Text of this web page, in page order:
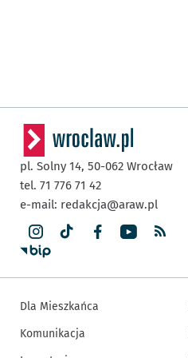
pl. Solny 14, 50-062 Wrocław
tel. 71 776 71 42
e-mail: redakcja@araw.pl
Dla Mieszkańca
Komunikacja